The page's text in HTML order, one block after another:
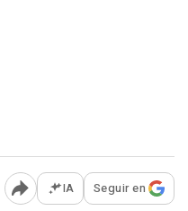
Abrir opciones para
IA Seguir en